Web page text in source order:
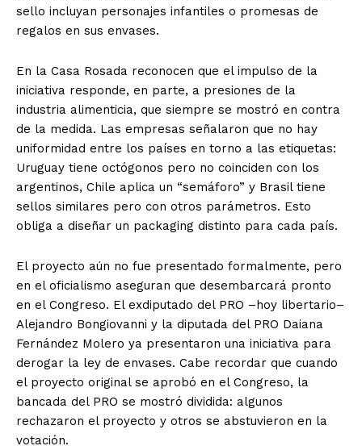
sello incluyan personajes infantiles o promesas de
regalos en sus envases.
En la Casa Rosada reconocen que el impulso de la
iniciativa responde, en parte, a presiones de la
industria alimenticia, que siempre se mostró en contra
de la medida. Las empresas señalaron que no hay
uniformidad entre los países en torno a las etiquetas:
Uruguay tiene octógonos pero no coinciden con los
argentinos, Chile aplica un “semáforo” y Brasil tiene
sellos similares pero con otros parámetros. Esto
obliga a diseñar un packaging distinto para cada país.
El proyecto aún no fue presentado formalmente, pero
en el oficialismo aseguran que desembarcará pronto
en el Congreso. El exdiputado del PRO –hoy libertario–
Alejandro Bongiovanni y la diputada del PRO Daiana
Fernández Molero ya presentaron una iniciativa para
derogar la ley de envases. Cabe recordar que cuando
el proyecto original se aprobó en el Congreso, la
bancada del PRO se mostró dividida: algunos
rechazaron el proyecto y otros se abstuvieron en la
votación.